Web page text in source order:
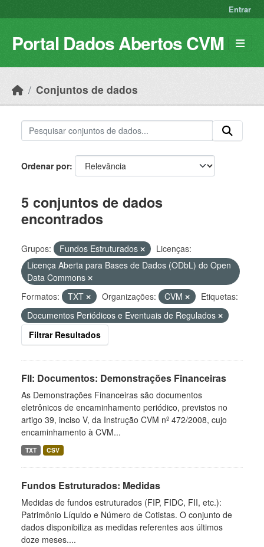
Entrar
Portal Dados Abertos CVM
Conjuntos de dados
Ordenar por
5 conjuntos de dados
encontrados
Grupos: Fundos Estruturados
Licenças:
Licença Aberta para Bases de Dados (ODbL) do Open
Data Commons
Formatos:
TXT Organizações: CVM
Etiquetas:
Documentos Periódicos e Eventuais de Regulados
Filtrar Resultados
FII: Documentos: Demonstrações Financeiras
As Demonstrações Financeiras são documentos
eletrônicos de encaminhamento periódico, previstos no
artigo 39, inciso V, da Instrução CVM nº 472/2008, cujo
encaminhamento à CVM...
TXT CSV
Fundos Estruturados: Medidas
Medidas de fundos estruturados (FIP, FIDC, FII, etc.):
Patrimônio Líquido e Número de Cotistas. O conjunto de
dados disponibiliza as medidas referentes aos últimos
doze meses....